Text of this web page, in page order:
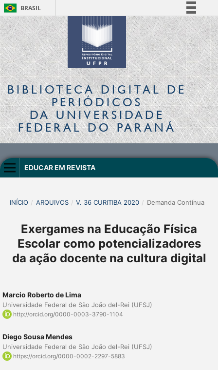
BRASIL
Simplifique!
Comunica BR
Participe
Acesso à informação
Legislação
Canais
BIBLIOTECA DIGITALDE
PERIÓDICOS
DA UNIVERSIDADE
FEDERAL DO PARANÁ
EDUCAR EM REVISTA
INÍCIO / ARQUIVOS / V. 36 CURITIBA 2020 / Demanda Contínua
Exergames na Educação Física
Escolar como potencializadores
da ação docente na cultura digital
Marcio Roberto de Lima
Universidade Federal de São João del-Rei (UFSJ)
http://orcid.org/0000-0003-3790-1104
Diego Sousa Mendes
Universidade Federal de São João del-Rei (UFSJ)
https://orcid.org/0000-0002-2297-5883